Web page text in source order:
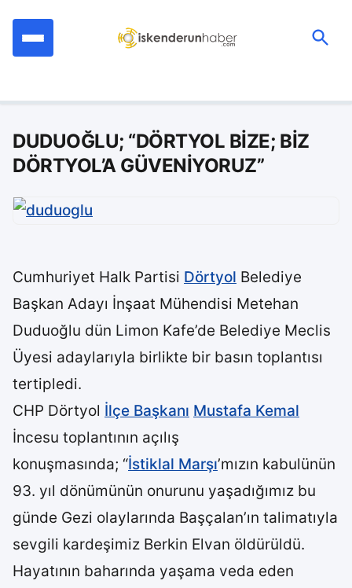
DUDUOĞLU; “DÖRTYOL BİZE; BİZ
DÖRTYOL’A GÜVENİYORUZ”
Cumhuriyet Halk Partisi Dörtyol Belediye
Başkan Adayı İnşaat Mühendisi Metehan
Duduoğlu dün Limon Kafe’de Belediye Meclis
Üyesi adaylarıyla birlikte bir basın toplantısı
tertipledi.
CHP Dörtyol İlçe Başkanı Mustafa Kemal
İncesu toplantının açılış
konuşmasında; “İstiklal Marşı’mızın kabulünün
93. yıl dönümünün onurunu yaşadığımız bu
günde Gezi olaylarında Başçalan’ın talimatıyla
sevgili kardeşimiz Berkin Elvan öldürüldü.
Hayatının baharında yaşama veda eden